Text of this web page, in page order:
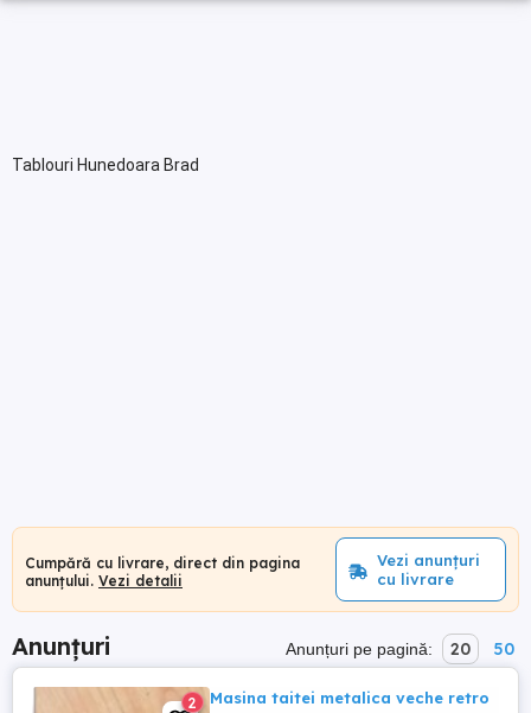
Tablouri Hunedoara Brad
Cumpără cu livrare, direct din pagina
anunțului. Vezi detalii
Vezi anunțuri
cu livrare
Anunțuri Anunțuri pe pagină: 20 50
2 Masina taitei metalica veche retro